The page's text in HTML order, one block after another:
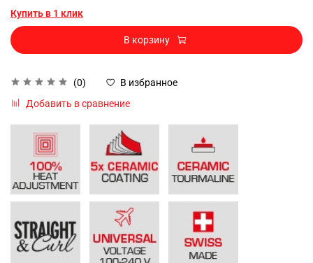
(0)
В избранное
Добавить в сравнение
Купить в 1 клик
В корзину